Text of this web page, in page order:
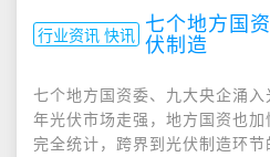
行业资讯 快讯 七个地方国
伏制造
七个地方国资委、九大央企涌
年光伏市场走强，地方国资也
完全统计，跨界到光伏制造环节